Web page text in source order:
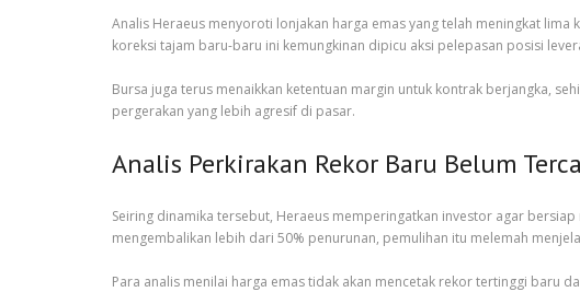
Analis Heraeus menyoroti lonjakan harga emas yang telah meningkat
koreksi tajam baru-baru ini kemungkinan dipicu aksi pelepasan posisi
Bursa juga terus menaikkan ketentuan margin untuk kontrak berjangka,
pergerakan yang lebih agresif di pasar.
Analis Perkirakan Rekor Baru Belum
Seiring dinamika tersebut, Heraeus memperingatkan investor agar
mengembalikan lebih dari 50% penurunan, pemulihan itu melemah
Para analis menilai harga emas tidak akan mencetak rekor tertinggi baru